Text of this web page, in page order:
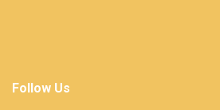
Follow Us